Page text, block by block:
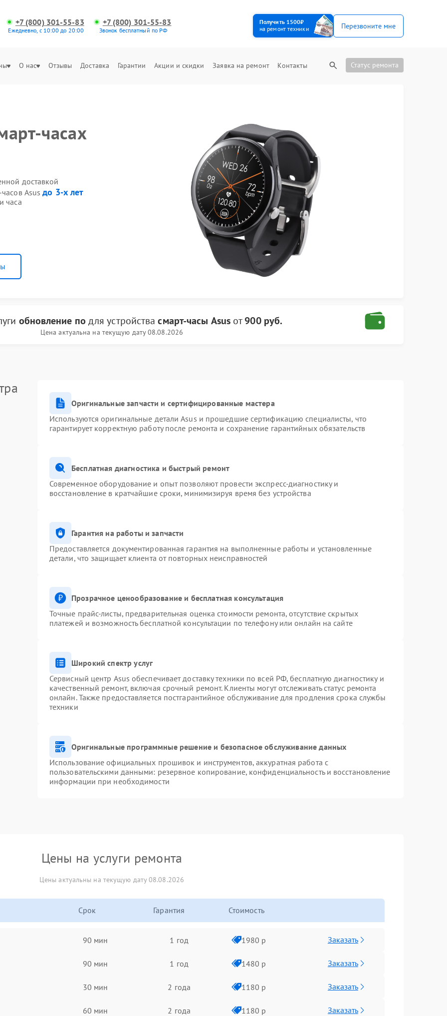
+7 (800) 301-55-83
Ежедневно, с 10:00 до 20:00
+7 (800) 301-55-83
Звонок бесплатный по РФ
Получить 1500₽
на ремонт техники
Перезвоните мне
О нас Отзывы Доставка Гарантии Акции и скидки Заявка на ремонт Контакты Статус ремонта
часах
доставкой
часов Asusдо 3-х лет
часа
обновление по для устройствасмарт-часы Asusот900 руб.
Цена актуальна на текущую дату 08.08.2026
Оригинальные запчасти и сертифицированные мастера
Используются оригинальные детали Asus и прошедшие сертификацию специалисты, что
гарантирует корректную работу после ремонта и сохранение гарантийных обязательств
Бесплатная диагностика и быстрый ремонт
Современное оборудование и опыт позволяют провести экспресс-диагностику и
восстановление в кратчайшие сроки, минимизируя время без устройства
Гарантия на работы и запчасти
Предоставляется документированная гарантия на выполненные работы и установленные
детали, что защищает клиента от повторных неисправностей
Прозрачное ценообразование и бесплатная консультация
Точные прайс-листы, предварительная оценка стоимости ремонта, отсутствие скрытых
платежей и возможность бесплатной консультации по телефону или онлайн на сайте
Широкий спектр услуг
Сервисный центр Asus обеспечивает доставку техники по всей РФ, бесплатную диагностику и
качественный ремонт, включая срочный ремонт. Клиенты могут отслеживать статус ремонта
онлайн. Также предоставляется постгарантийное обслуживание для продления срока службы
техники
Оригинальные программные решение и безопасное обслуживание данных
Использование официальных прошивок и инструментов, аккуратная работа с
пользовательскими данными: резервное копирование, конфиденциальность и восстановление
информации при необходимости
Цены на услуги ремонта
Цены актуальны на текущую дату 08.08.2026
Срок Гарантия Стоимость
90 мин 1 год 1980 р Заказать
90 мин 1 год 1480 р Заказать
30 мин 2 года 1180 р Заказать
60 мин 2 года 1180 р Заказать